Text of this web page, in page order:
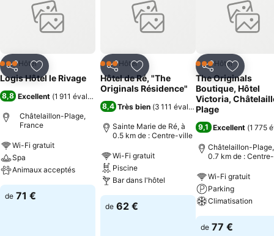
déjeuner sur votre balcon privatif vue sur mer sans supplément.
Chambres familiales. Parking moto & vélo. Accès wifi gratuit.
PartagerAjouter à mes favoris
3 ÉtoilesHôtel
Logis Hôtel le Rivage
8,8 Excellent (1 911 évaluations )
Châtelaillon-Plage,
France
Wi-Fi gratuit
Spa
Animaux acceptés
de 71 €
PartagerAjouter à mes favoris
3 ÉtoilesHôtel
Hôtel de Ré, "The
Originals Résidence"
8,4 Très bien (3 111 évaluations)
Sainte Marie de Ré, à
0.5 km de : Centre-ville
Wi-Fi gratuit
Piscine
Bar dans l'hôtel
de 62 €
PartagerAjouter
3 ÉtoilesHôtel
The Originals
Boutique, Hôtel
Victoria,
Plage
9,1 Excellent (1 775
Châtelaillon-
0.7 km de :
Wi-Fi gratuit
Parking
Climatisation
de 77 €